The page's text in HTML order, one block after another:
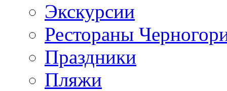
Экскурсии
Рестораны
Праздники
Пляжи